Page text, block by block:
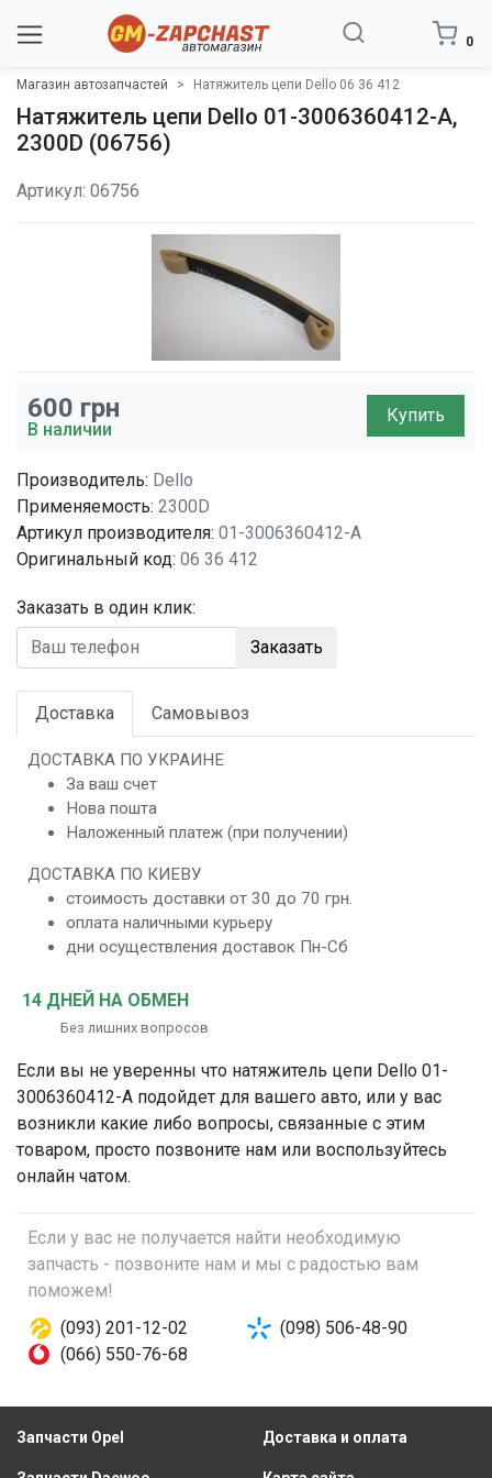
0
Магазин автозапчастей Натяжитель цепи Dello 06 36 412
Натяжитель цепи Dello 01-3006360412-A,
2300D (06756)
Артикул: 06756
600 грн
В наличии
Купить
Производитель: Dello
Применяемость: 2300D
Артикул производителя: 01-3006360412-A
Оригинальный код: 06 36 412
Заказать в один клик:
Заказать
Доставка Самовывоз
ДОСТАВКА ПО УКРАИНЕ
За ваш счет
Нова пошта
Наложенный платеж (при получении)
ДОСТАВКА ПО КИЕВУ
стоимость доставки от 30 до 70 грн.
оплата наличными курьеру
дни осуществления доставок Пн-Сб
14 ДНЕЙ НА ОБМЕН
Без лишних вопросов
Если вы не уверенны что натяжитель цепи Dello 01-
3006360412-A подойдет для вашего авто, или у вас
возникли какие либо вопросы, связанные с этим
товаром, просто позвоните нам или воспользуйтесь
онлайн чатом.
Если у вас не получается найти необходимую
запчасть - позвоните нам и мы с радостью вам
поможем!
(093) 201-12-02
(098) 506-48-90
(066) 550-76-68
Запчасти Opel Доставка и оплата